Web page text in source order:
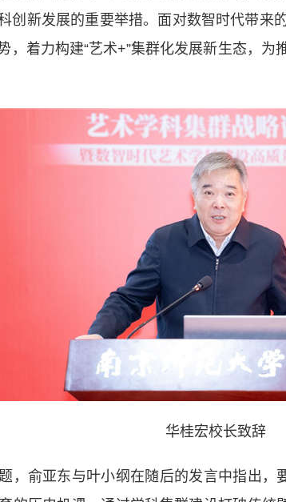
创新发展的重要举措。面对数智时代带来
，着力构建“艺术+”集群化发展新生态，
华桂宏校长致辞
俞亚东与叶小纲在随后的发言中指出，